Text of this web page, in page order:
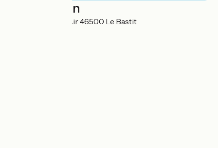
Localisation
451 Route de Bel Air 46500 Le Bastit